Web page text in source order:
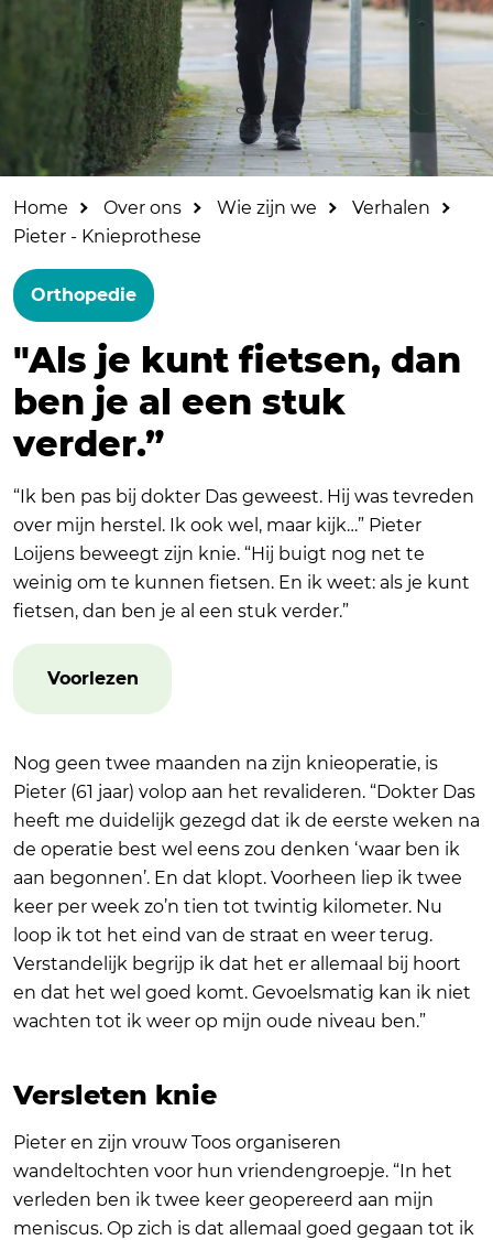
Home Over ons Wie zijn we
Verhalen
Pieter - Knieprothese
Orthopedie
"Als je kunt fietsen, dan
ben je al een stuk
verder.”
“Ik ben pas bij dokter Das geweest. Hij was tevreden
over mijn herstel. Ik ook wel, maar kijk…” Pieter
Loijens beweegt zijn knie. “Hij buigt nog net te
weinig om te kunnen fietsen. En ik weet: als je kunt
fietsen, dan ben je al een stuk verder.”
Voorlezen
Nog geen twee maanden na zijn knieoperatie, is
Pieter (61 jaar) volop aan het revalideren. “Dokter Das
heeft me duidelijk gezegd dat ik de eerste weken na
de operatie best wel eens zou denken ‘waar ben ik
aan begonnen’. En dat klopt. Voorheen liep ik twee
keer per week zo’n tien tot twintig kilometer. Nu
loop ik tot het eind van de straat en weer terug.
Verstandelijk begrijp ik dat het er allemaal bij hoort
en dat het wel goed komt. Gevoelsmatig kan ik niet
wachten tot ik weer op mijn oude niveau ben.”
Versleten knie
Pieter en zijn vrouw Toos organiseren
wandeltochten voor hun vriendengroepje. “In het
verleden ben ik twee keer geopereerd aan mijn
meniscus. Op zich is dat allemaal goed gegaan tot ik